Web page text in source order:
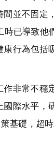
並不固定
已導致他
行為包括
非常不穩
際水平，
基礎，超